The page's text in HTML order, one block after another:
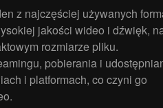
z najczęściej używanych
jakości wideo i dźwięk,
rozmiarze pliku.
pobierania i
i platformach, co czyni go